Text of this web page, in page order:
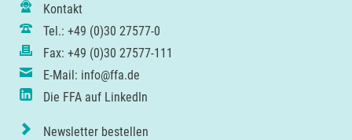
Kontakt
Tel.: +49 (0)30 27577-0
Fax: +49 (0)30 27577-111
E-Mail: info@ffa.de
Die FFA auf LinkedIn
Newsletter bestellen